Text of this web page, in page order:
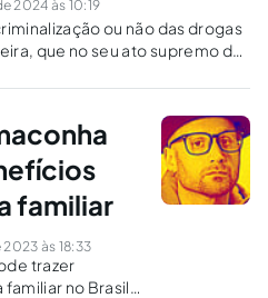
2024 às 10:19
ou não das drogas
que no seu ato supremo de
familiar
às 18:33
trazer
no Brasil,